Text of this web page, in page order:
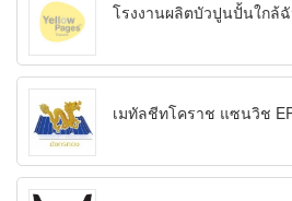
โรงงานผลิตบัวปูนปั้นใกล้
เมทัลชีทโคราช แซนวิช